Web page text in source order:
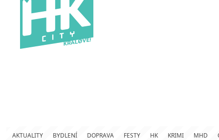
AKTUALITY BYDLENÍ DOPRAVA FESTY HK KRIMI MHD